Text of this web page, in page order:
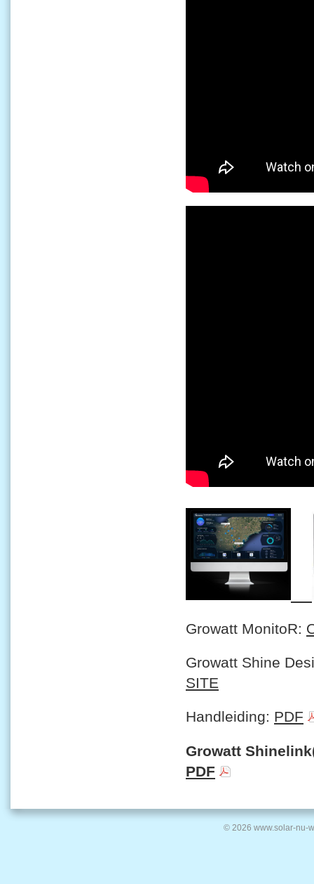
Growatt MonitoR:
Growatt Shine
SITE
Handleiding: PDF
Growatt
PDF
© 2026 www.solar-nu-